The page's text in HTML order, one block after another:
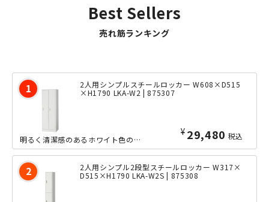
Best Sellers
売れ筋ランキング
2人用シンプルスチールロッカー W608×D515
×H1790 LKA-W2 | 875307
¥ 29,480 税込
明るく清潔感のあるホワイト色のエコ塗装を施した、大変リーズナブルな2人用スチール...
2人用シンプル2段型スチールロッカー W317×
D515×H1790 LKA-W2S | 875308